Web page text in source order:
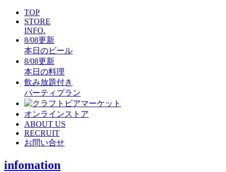
TOP
STORE
INFO.
8/08更新
本日のビール
8/08更新
本日の料理
飲み放題付き
パーティプラン
オンラインストア
ABOUT US
RECRUIT
お問い合せ
infomation